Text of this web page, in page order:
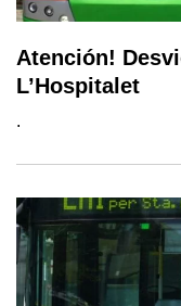
Atención!
L’Hospitalet
.